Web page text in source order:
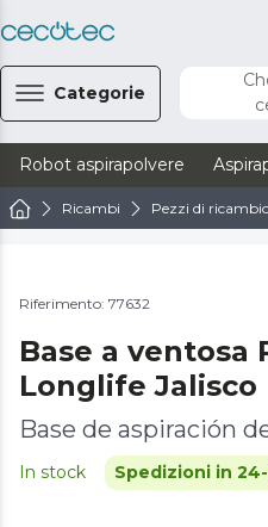
Categorie
Robot aspirapolvere
Ricambi Pezzi di
Riferimento: 77632
Base a ventosa
Longlife Jalisco
Base de aspiración
In stock Spedizioni in